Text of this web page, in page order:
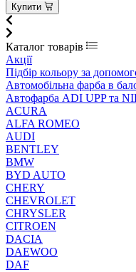
Купити
Каталог товарів
Акції
Підбір кольору за
Автомобільна фарба в
Автофарба ADI UPP та
ACURA
ALFA ROMEO
AUDI
BENTLEY
BMW
BYD AUTO
CHERY
CHEVROLET
CHRYSLER
CITROEN
DACIA
DAEWOO
DAF